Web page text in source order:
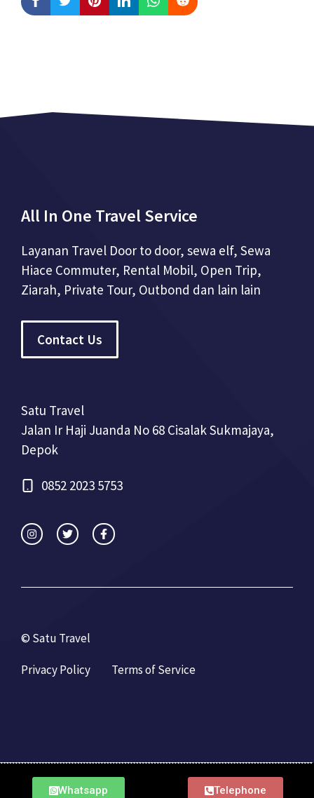
All In One Travel Service
Layanan Travel Door to door, sewa elf, Sewa
Hiace Commuter, Rental Mobil, Open Trip,
Ziarah, Private Tour, Outbond dan lain lain
Contact Us
Satu Travel
Jalan Ir Haji Juanda No 68 Cisalak Sukmajaya,
Depok
0852 2023 5753
© Satu Travel
Privacy Policy Terms of Service
Whatsapp Telephone